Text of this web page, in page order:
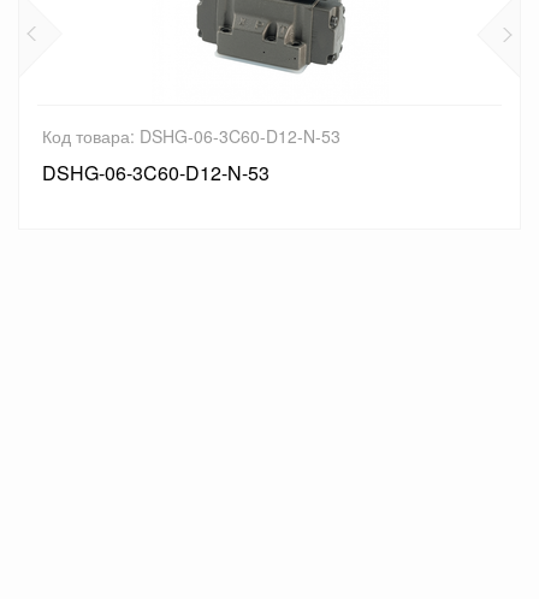
Код товара: DSHG-06-3C60-D12-N-53
DSHG-06-3C60-D12-N-53